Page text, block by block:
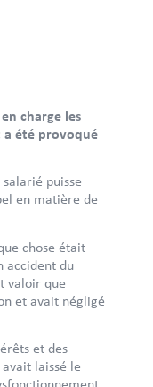
charge les
a été provoqué
puisse
en matière de
chose était
accident du
valoir que
et avait négligé
et des
laissé le